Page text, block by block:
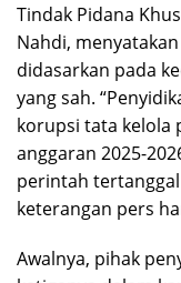
Tindak Pidana
Nahdi,
didasarkan pada
yang sah.
korupsi tata kelola
anggaran 2025-
perintah tertanggal
keterangan pers
Awalnya, pihak